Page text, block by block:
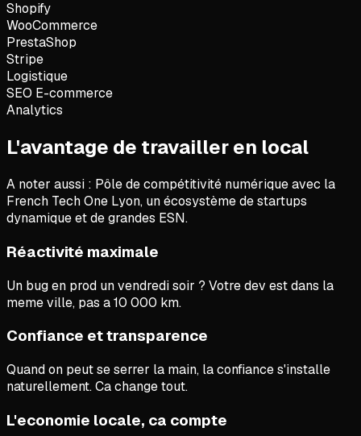
Shopify
WooCommerce
PrestaShop
Stripe
Logistique
SEO E-commerce
Analytics
L'avantage de travailler en local
A noter aussi : Pôle de compétitivité numérique avec la
French Tech One Lyon, un écosystème de startups
dynamique et de grandes ESN.
Réactivité maximale
Un bug en prod un vendredi soir ? Votre dev est dans la
meme ville, pas a 10 000 km.
Confiance et transparence
Quand on peut se serrer la main, la confiance s'installe
naturellement. Ca change tout.
L'economie locale, ca compte